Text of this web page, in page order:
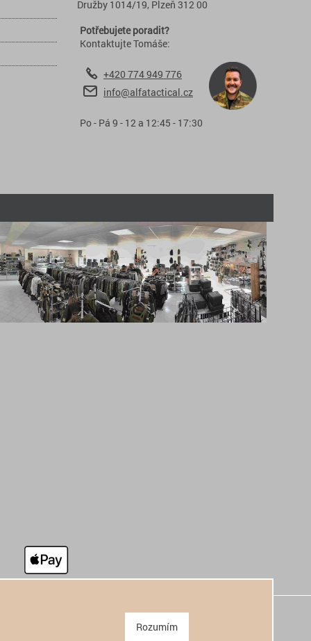
Družby 1014/19, Plzeň 312 00
Potřebujete poradit?
Kontaktujte Tomáše:
+420 774 949 776
info@alfatactical.cz
Po - Pá 9 - 12 a 12:45 - 17:30
Rozumím